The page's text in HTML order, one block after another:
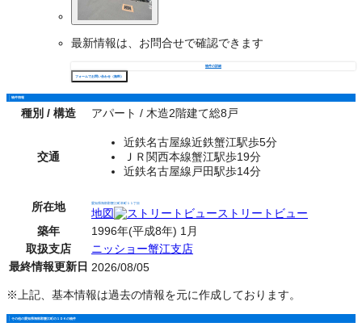
最新情報は、お問合せで確認できます
物件の詳細
フォームでお問い合わせ（無料）
物件情報
種別 / 構造 アパート / 木造2階建て総8戸
交通
近鉄名古屋線近鉄蟹江駅歩5分
ＪＲ関西本線蟹江駅歩19分
近鉄名古屋線戸田駅歩14分
所在地 愛知県海部郡蟹江町本町１１丁目
地図
ストリートビュー
築年
1996年(平成8年) 1月
取扱支店
ニッショー蟹江支店
最終情報更新日 2026/08/05
※上記、基本情報は過去の情報を元に作成しております。
その他の愛知県海部郡蟹江町の１ＤＫの物件